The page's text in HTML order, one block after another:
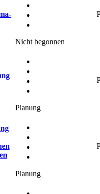
Nicht begonnen
Planung
Planung